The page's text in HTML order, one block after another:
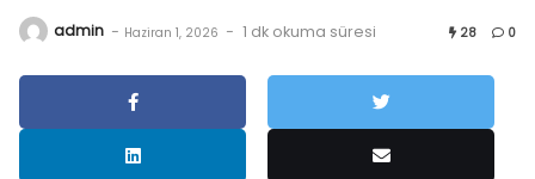
admin - Haziran 1, 2026 - 1 dk okuma süresi 28 0